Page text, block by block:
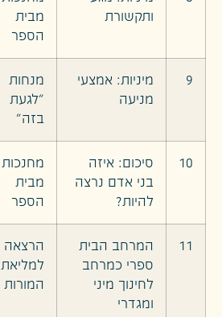
ותקשורת
מבית
הספר
9
מיניות: אמצעי
מניעה
מנחות
"לגעת
בזה"
10
סיכום: איזה
בני אדם נרצה
להיות?
מחנכות
מבית
הספר
11
המרחב הבית
ספרי כמרחב
לחינוך מיני
ומגדרי
הרצאה
למליאת
המורות